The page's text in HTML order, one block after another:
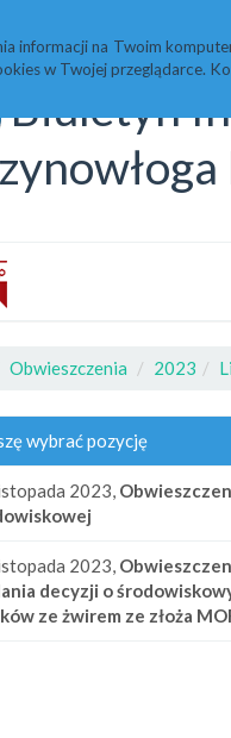
informacji na Twoim
w Twojej przeglądarce.
Biuletyn
Obwieszczenia 2023
wybrać pozycję
2023,
2023,
decyzji o
ze żwirem ze złoża